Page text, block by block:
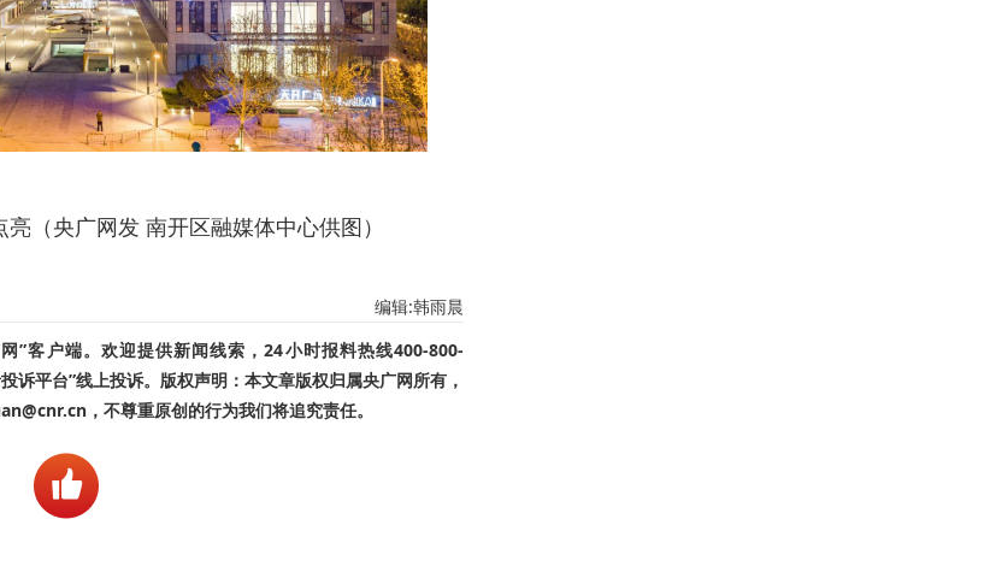
（央广网发 南开区融媒体中心供图）
编辑:韩雨晨
”客户端。欢迎提供新闻线索，24小时报料热线400-800-
诉平台”线上投诉。版权声明：本文章版权归属央广网所有，
，不尊重原创的行为我们将追究责任。